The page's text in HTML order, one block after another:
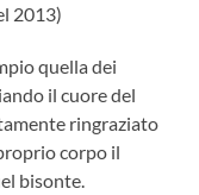
2013)
quella dei
il cuore del
ringraziato
corpo il
bisonte.